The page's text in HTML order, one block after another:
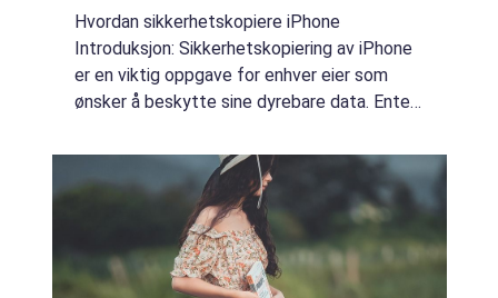
Hvordan sikkerhetskopiere iPhone
Introduksjon: Sikkerhetskopiering av iPhone
er en viktig oppgave for enhver eier som
ønsker å beskytte sine dyrebare data. Enten
appinnstillinger, kan et tap av disse dataene
væ...